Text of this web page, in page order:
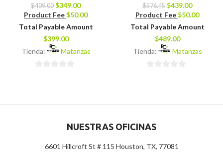
$409.00 $349.00
Product Fee$50.00
Total Payable Amount
$399.00
Tienda:
Matanzas
$576.45 $439.00
Product Fee$50.00
Total Payable Amount
$489.00
Tienda:
Matanzas
NUESTRAS OFICINAS
6601 Hillcroft St # 115 Houston, TX, 77081